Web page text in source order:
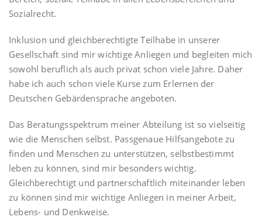
Sozialrecht.
Inklusion und gleichberechtigte Teilhabe in unserer
Gesellschaft sind mir wichtige Anliegen und begleiten mich
sowohl beruflich als auch privat schon viele Jahre. Daher
habe ich auch schon viele Kurse zum Erlernen der
Deutschen Gebärdensprache angeboten.
Das Beratungsspektrum meiner Abteilung ist so vielseitig
wie die Menschen selbst. Passgenaue Hilfsangebote zu
finden und Menschen zu unterstützen, selbstbestimmt
leben zu können, sind mir besonders wichtig.
Gleichberechtigt und partnerschaftlich miteinander leben
zu können sind mir wichtige Anliegen in meiner Arbeit,
Lebens- und Denkweise.